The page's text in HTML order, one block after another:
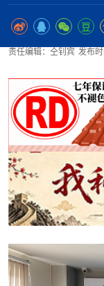
责任编辑：仝钊宾 发布